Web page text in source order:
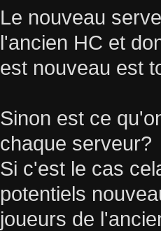
Le nouveau
l'ancien HC et
est nouveau est
Sinon est ce
chaque serveur?
Si c'est le cas
potentiels
joueurs de